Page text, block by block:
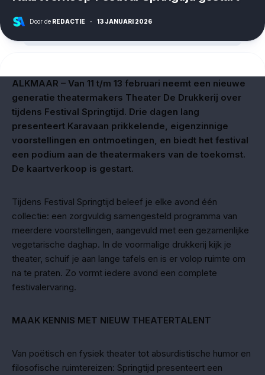
Door de REDACTIE · 13 JANUARI 2026
ALKMAAR – Van 11 t/m 13 februari neemt een nieuwe
generatie theatermakers Theater De Drukkerij over
tijdens Festival Springtijd. Drie dagen lang
presenteert Karavaan prikkelende, eigenzinnige
voorstellingen en ontmoetingen, en biedt het festival
een podium aan de theatermakers van de toekomst.
De kaartverkoop is gestart.
Tijdens Festival Springtijd beleef je elke avond één
collectie: een zorgvuldig samengesteld programma van
meerdere voorstellingen, aangevuld met een gezamenlijke
vegetarische daghap. In de voormalige drukkerij kijk je
theater, schuif je aan lange tafels en is er volop ruimte om
na te praten. Zo vormt iedere avond een complete
festivalervaring.
MAAK KENNIS MET NIEUW THEATERTALENT
Van poëtisch en fysiek theater tot absurdistische humor en
filosofische ruimtereizen: Springtijd presenteert een